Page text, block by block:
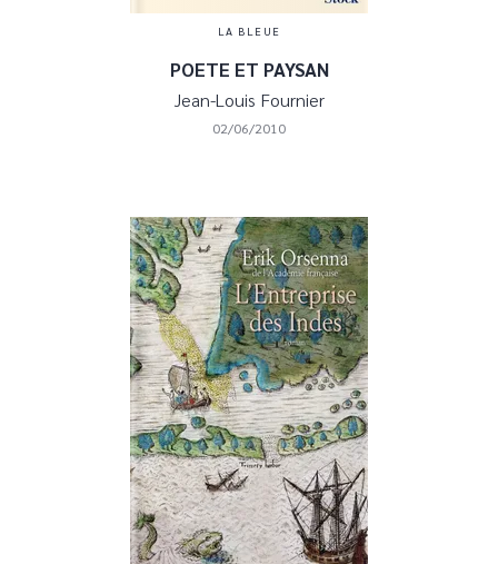
LA BLEUE
POETE ET PAYSAN
Jean-Louis Fournier
02/06/2010